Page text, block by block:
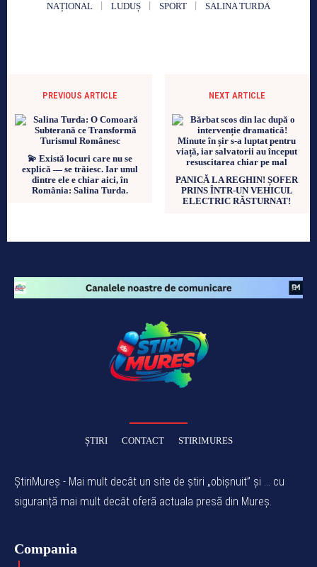
NAȚIONAL LUDUȘ SPORT SALINA TURDA
PREVIOUS ARTICLE
💫 Există locuri care nu se
explică — se trăiesc. Iar unul
dintre ele e chiar aici, în
România: Salina Turda.
NEXT ARTICLE
PANICĂ LA REGHIN! ȘOFER
PRINS ÎNTR-UN VEHICUL
ELECTRIC RĂSTURNAT!
ȘTIRI CONTACT STIRIMURES
ȘtiriMureș - Mai mult decât un site de știri „obișnuit” și ... cu
siguranță mai mult decât oferă actuala presă din Mureș.
Compania